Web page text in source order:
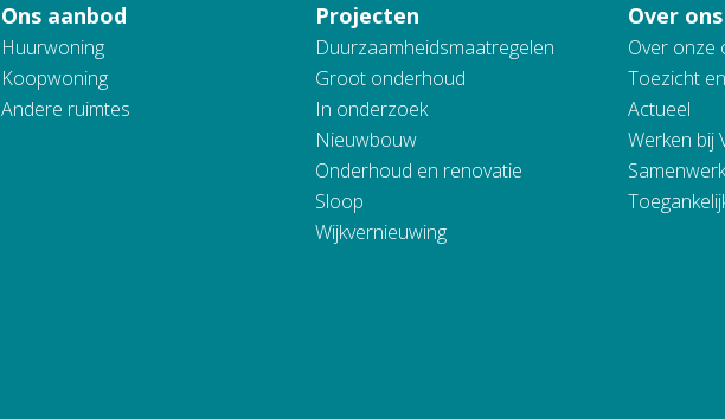
Ons aanbod
Huurwoning
Koopwoning
Andere ruimtes
Projecten
Duurzaamheidsmaatregelen
Groot onderhoud
In onderzoek
Nieuwbouw
Onderhoud en renovatie
Sloop
Wijkvernieuwing
Over ons
Over onze
Toezicht
Actueel
Werken bij